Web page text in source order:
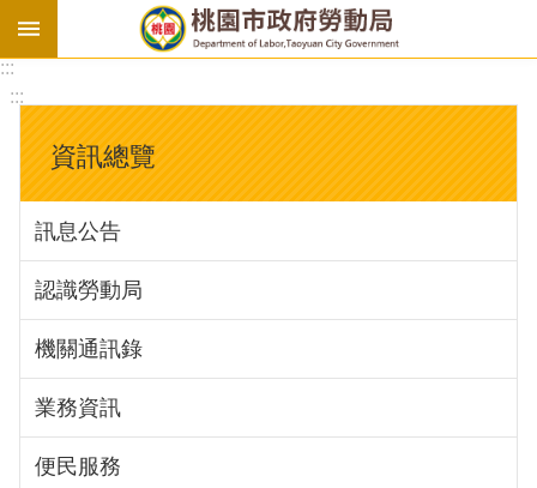
基
法
勞
資
會
庇
護
工
場
進
:::
:::
資訊總覽
訊息公告
認識勞動局
機關通訊錄
業務資訊
便民服務